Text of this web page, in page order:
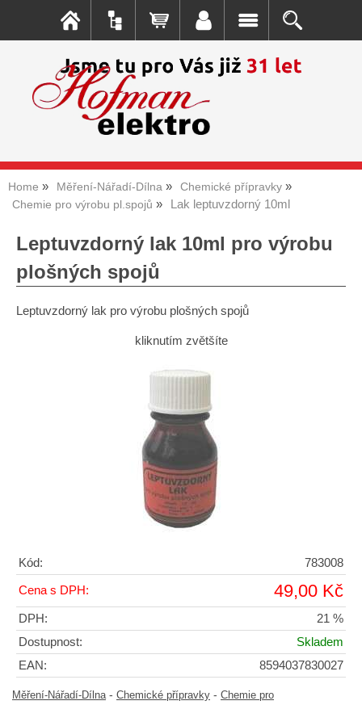
Home Měření-Nářadí-Dílna
Chemické přípravky
Chemie pro výrobu pl.spojů
Lak leptuvzdorný 10ml
Leptuvzdorný lak 10ml pro výrobu
plošných spojů
Leptuvzdorný lak pro výrobu plošných spojů
kliknutím zvětšíte
Kód: 783008
Cena s DPH: 49,00 Kč
DPH:
21 %
Dostupnost:
Skladem
EAN:
8594037830027
Měření-Nářadí-Dílna- Chemické přípravky - Chemie pro